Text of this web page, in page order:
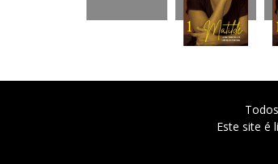
Este site é